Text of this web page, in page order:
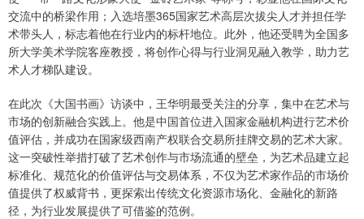
交流中的桥梁作用；入选培墨365国家艺术高层次拔尖人才并担任学
术带头人，标志着他在行业内的标杆地位。此外，他还受聘为全国多
所大学美术学院客座教授，将创作心得与行业洞见融入教学，助力艺
术人才梯队建设。
在此次《大国书画》访谈中，王华明最受关注的分享，集中在艺术与
市场的创新融合实践上。他是中国首位进入国家金融机构进行艺术价
值评估，并成功在国家级西南产权联合交易所挂牌交易的艺术大家。
这一突破性举措打破了艺术创作与市场流通的壁垒，为艺术品建立起
标准化、规范化的价值评估与交易体系，不仅为艺术家作品的市场价
值提供了权威背书，更探索出传统文化资源市场化、金融化的新路
径，为行业发展提供了可借鉴的范例。